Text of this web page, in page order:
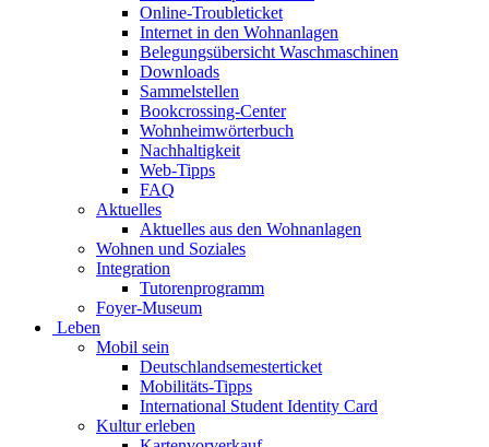
Online-Troubleticket
Internet in den Wohnanlagen
Belegungsübersicht Waschmaschinen
Downloads
Sammelstellen
Bookcrossing-Center
Wohnheimwörterbuch
Nachhaltigkeit
Web-Tipps
FAQ
Aktuelles
Aktuelles aus den Wohnanlagen
Wohnen und Soziales
Integration
Tutorenprogramm
Foyer-Museum
Leben
Mobil sein
Deutschlandsemesterticket
Mobilitäts-Tipps
International Student Identity Card
Kultur erleben